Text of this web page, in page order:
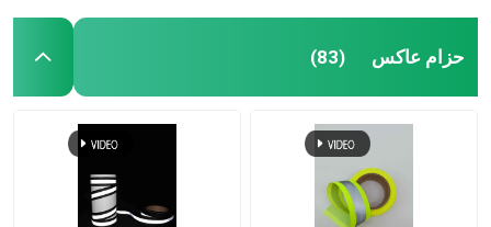
حزام عاكس (83)